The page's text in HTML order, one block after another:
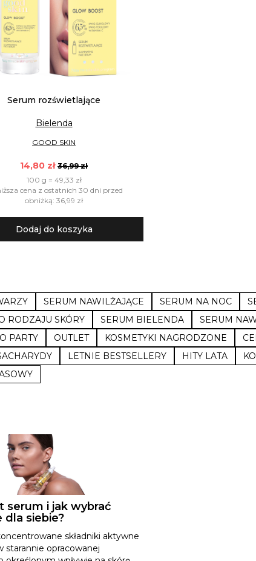
Serum rozświetlające
Bielenda
GOOD SKIN
14,80 zł 36,99 zł
100 g = 49,33 zł
cena z ostatnich 30 dni przed
obniżką: 36,99 zł
Dodaj do koszyka
SERUM NAWILŻAJĄCE SERUM NA NOC
RODZAJU SKÓRY SERUM BIELENDA SERUM
PARTY OUTLET KOSMETYKI NAGRODZONE
LETNIE BESTSELLERY HITY LATA
serum i jak wybrać
dla siebie?
składniki aktywne
starannie opracowanej